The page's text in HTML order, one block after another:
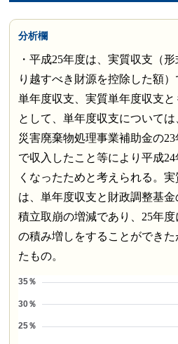
分析欄
・平成25年度は、実質収支（
り越すべき財源を控除した額）
単年度収支、実質単年度収支
として、単年度収支について
災害廃棄物処理事業補助金の
で収入したこと等により平成
くなったためと考えられる。
は、単年度収支と財政調整基金
積立取崩の増減であり、25年度
の積み増しをすることができ
たもの。